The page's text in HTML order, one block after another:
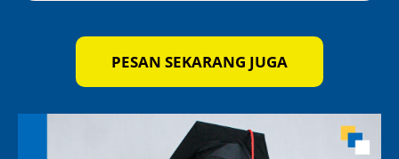
PESAN SEKARANG JUGA